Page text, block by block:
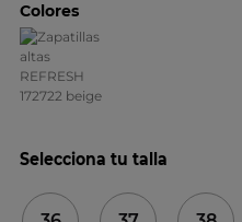
Colores
Selecciona tu talla